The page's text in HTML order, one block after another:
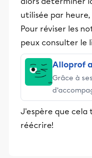
utilisée par
Pour réviser les
peux consulter le
Alloprof
Grâce à
et leurs
éducative.
J'espère que cela
réécrire!